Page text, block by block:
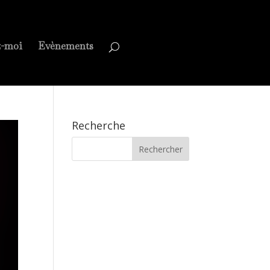
moi Evènements
Recherche